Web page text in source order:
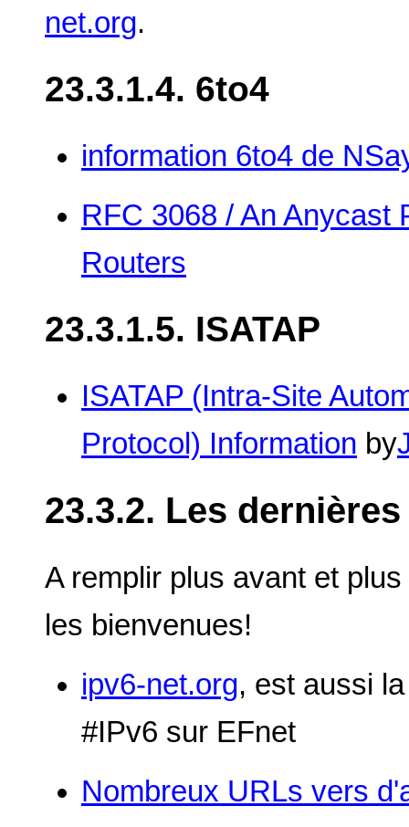
net.org.
23.3.1.4. 6to4
information 6to4 de
RFC 3068 / An Anycast
Routers
23.3.1.5. ISATAP
ISATAP (Intra-Site
Protocol) Information by
23.3.2. Les
A remplir plus avant et
les bienvenues!
ipv6-net.org, est aussi
#IPv6 sur EFnet
Nombreux URLs vers